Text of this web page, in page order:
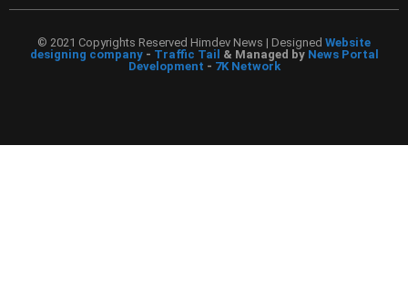
© 2021 Copyrights Reserved Himdev News | Designed Website
designing company- Traffic Tail & Managed by News Portal
Development - 7K Network